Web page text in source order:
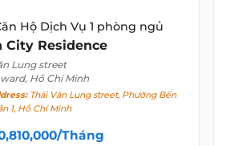
Hộ Dịch Vụ 1 phòng ngủ
City Residence
Lung street
ward, Hồ Chí Minh
Thái Văn Lung street, Phường Bến
1, Hồ Chí Minh
Tháng